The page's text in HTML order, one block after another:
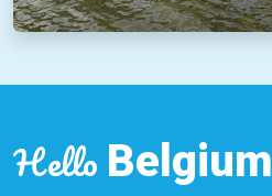
Hello Belgium